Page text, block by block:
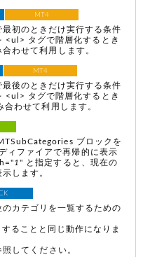
MT4
初のときだけ実行する条件
<ul> タグで階層化するとき
わせて利用します。
MT4
後のときだけ実行する条件
<ul> タグで階層化するとき
合わせて利用します。
ブロックを
ィファイアで再帰的に表示
1" と指定すると、現在の
します。
カテゴリを一覧するための
ることと同じ動作になりま
照してください。